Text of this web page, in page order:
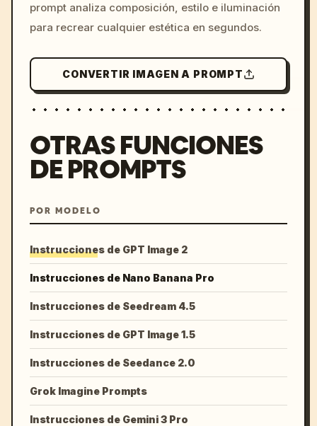
prompt analiza composición, estilo e iluminación
para recrear cualquier estética en segundos.
CONVERTIR IMAGEN A PROMPT
OTRAS FUNCIONES
DE PROMPTS
POR MODELO
Instrucciones de GPT Image 2
Instrucciones de Nano Banana Pro
Instrucciones de Seedream 4.5
Instrucciones de GPT Image 1.5
Instrucciones de Seedance 2.0
Grok Imagine Prompts
Instrucciones de Gemini 3 Pro